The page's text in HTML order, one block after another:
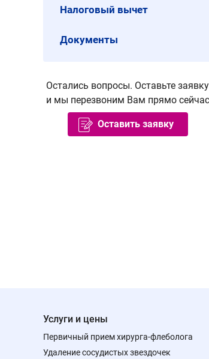
Налоговый вычет
Документы
Остались вопросы. Оставьте заявку
и мы перезвоним Вам прямо сейчас
Оставить заявку
Услуги и цены
Первичный прием хирурга-флеболога
Удаление сосудистых звездочек